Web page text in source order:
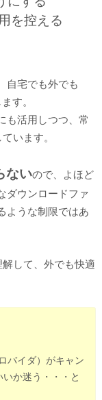
を控える
自宅でも外でも
す。
も活用しつつ、常
います。
ないので、よほど
ダウンロードファ
ような制限ではあ
して、外でも快適
バイダ）がキャン
か迷う・・・と